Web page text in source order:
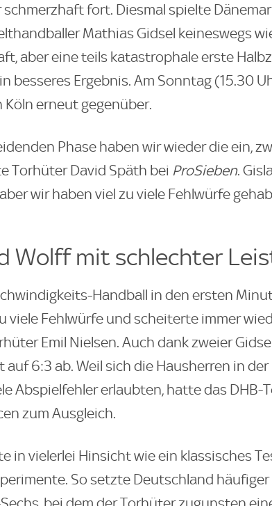
fort. Diesmal spielte
Mathias Gidsel keineswegs
aber eine teils katastrophale erste
besseres Ergebnis. Am Sonntag (15.30
Köln erneut gegenüber.
Phase haben wir wieder die ein,
Torhüter David Späth bei ProSieben.
wir haben viel zu viele Fehlwürfe
Wolff mit schlechter
Handball in den ersten
viele Fehlwürfe und scheiterte immer
Emil Nielsen. Auch dank zweier
auf 6:3 ab. Weil sich die Hausherren in der
Abspielfehler erlaubten, hatte das DHB-
zum Ausgleich.
in vielerlei Hinsicht wie ein klassisches
So setzte Deutschland